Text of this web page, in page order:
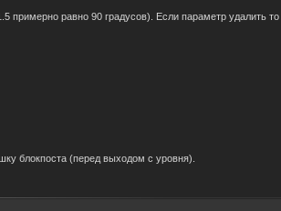
примерно равно 90 градусов). Если параметр удалить то
блокпоста (перед выходом с уровня).